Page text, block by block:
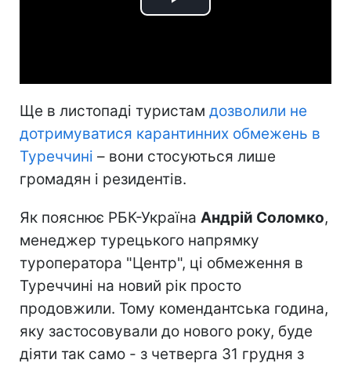
Play
Ще в листопаді туристам дозволили не
дотримуватися карантинних обмежень в
Туреччині – вони стосуються лише
громадян і резидентів.
Як пояснює РБК-Україна Андрій Соломко,
менеджер турецького напрямку
туроператора "Центр", ці обмеження в
Туреччині на новий рік просто
продовжили. Тому комендантська година,
яку застосовували до нового року, буде
діяти так само - з четверга 31 грудня з